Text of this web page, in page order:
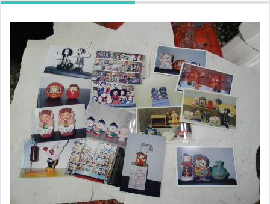
運動、戶外與休閒